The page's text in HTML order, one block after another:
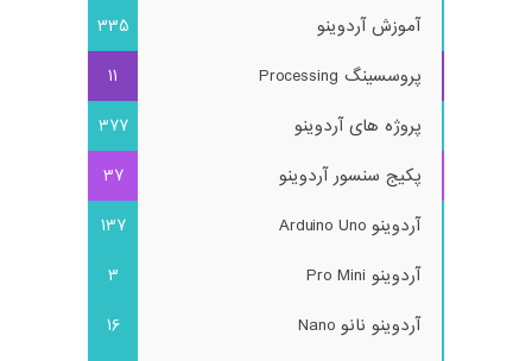
آموزش آردوینو
335
پروسسینگ Processing
11
پروژه های آردوینو
377
پکیج سنسور آردوینو
37
آردوینو Arduino Uno
137
آردوینو Pro Mini
3
آردوینو نانو Nano
16